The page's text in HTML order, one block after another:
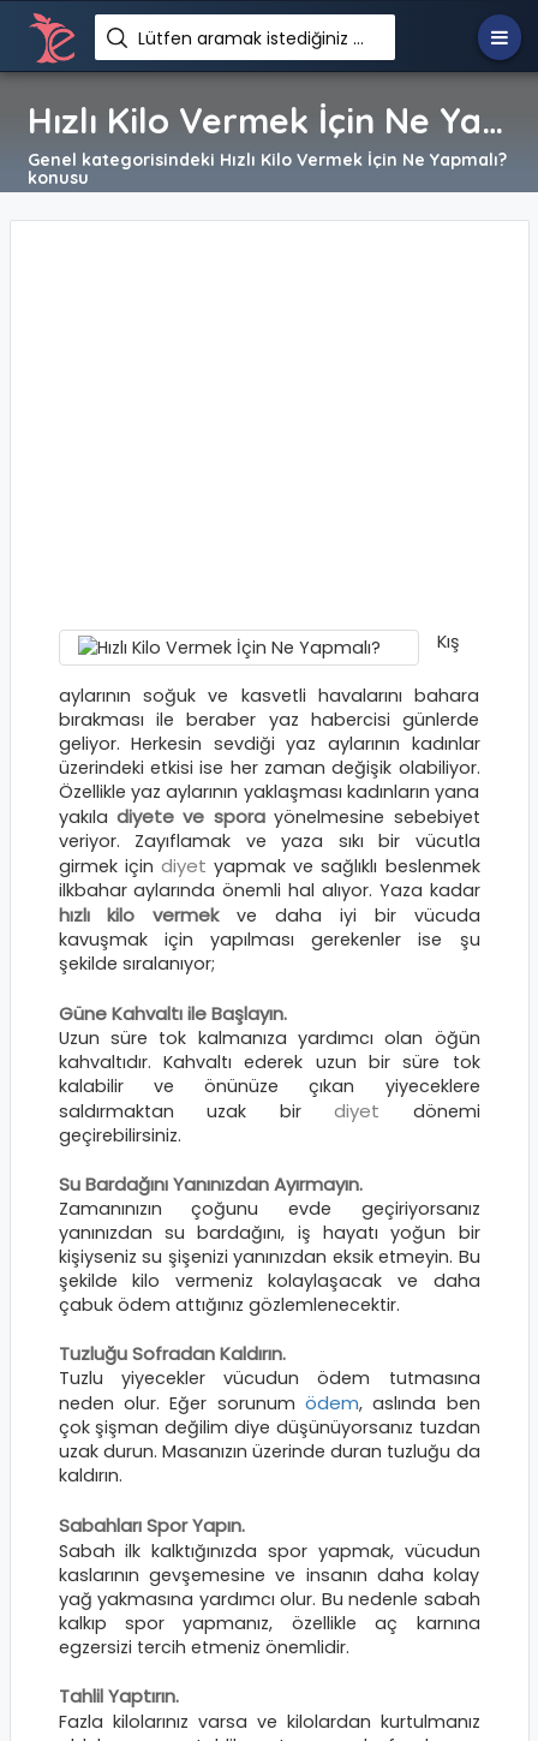
Lütfen aramak istediğiniz metni giriniz. Örn: Zayıflamak istiyorum
Hızlı Kilo Vermek İçin Ne Yapmalı?
Genel kategorisindeki Hızlı Kilo Vermek İçin Ne Yapmalı?
konusu
Kış
aylarının soğuk ve kasvetli havalarını bahara
bırakması ile beraber yaz habercisi günlerde
geliyor. Herkesin sevdiği yaz aylarının kadınlar
üzerindeki etkisi ise her zaman değişik olabiliyor.
Özellikle yaz aylarının yaklaşması kadınların yana
yakıla diyete ve sporayönelmesine sebebiyet
veriyor. Zayıflamak ve yaza sıkı bir vücutla
girmek için diyet yapmak ve sağlıklı beslenmek
ilkbahar aylarında önemli hal alıyor. Yaza kadar
hızlı kilo vermekve daha iyi bir vücuda
kavuşmak için yapılması gerekenler ise şu
şekilde sıralanıyor;
Güne Kahvaltı ile Başlayın.
Uzun süre tok kalmanıza yardımcı olan öğün
kahvaltıdır. Kahvaltı ederek uzun bir süre tok
kalabilir ve önünüze çıkan yiyeceklere
saldırmaktan uzak bir diyet dönemi
geçirebilirsiniz.
Su Bardağını Yanınızdan Ayırmayın.
Zamanınızın çoğunu evde geçiriyorsanız
yanınızdan su bardağını, iş hayatı yoğun bir
kişiyseniz su şişenizi yanınızdan eksik etmeyin. Bu
şekilde kilo vermeniz kolaylaşacak ve daha
çabuk ödem attığınız gözlemlenecektir.
Tuzluğu Sofradan Kaldırın.
Tuzlu yiyecekler vücudun ödem tutmasına
neden olur. Eğer sorunum ödem, aslında ben
çok şişman değilim diye düşünüyorsanız tuzdan
uzak durun. Masanızın üzerinde duran tuzluğu da
kaldırın.
Sabahları Spor Yapın.
Sabah ilk kalktığınızda spor yapmak, vücudun
kaslarının gevşemesine ve insanın daha kolay
yağ yakmasına yardımcı olur. Bu nedenle sabah
kalkıp spor yapmanız, özellikle aç karnına
egzersizi tercih etmeniz önemlidir.
Tahlil Yaptırın.
Fazla kilolarınız varsa ve kilolardan kurtulmanız